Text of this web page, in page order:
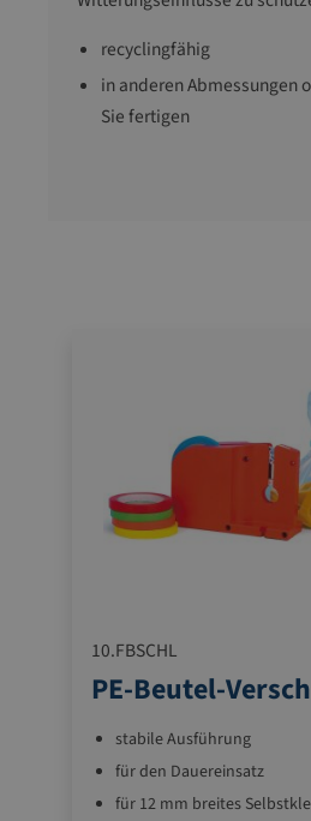
recyclingfähig
in anderen Abmessungen
Sie fertigen
10.FBSCHL
PE-Beutel-
stabile Ausführung
für den Dauereinsatz
für 12 mm breites